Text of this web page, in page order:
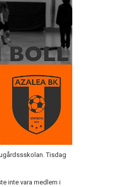
Tisdag
inte vara medlem i